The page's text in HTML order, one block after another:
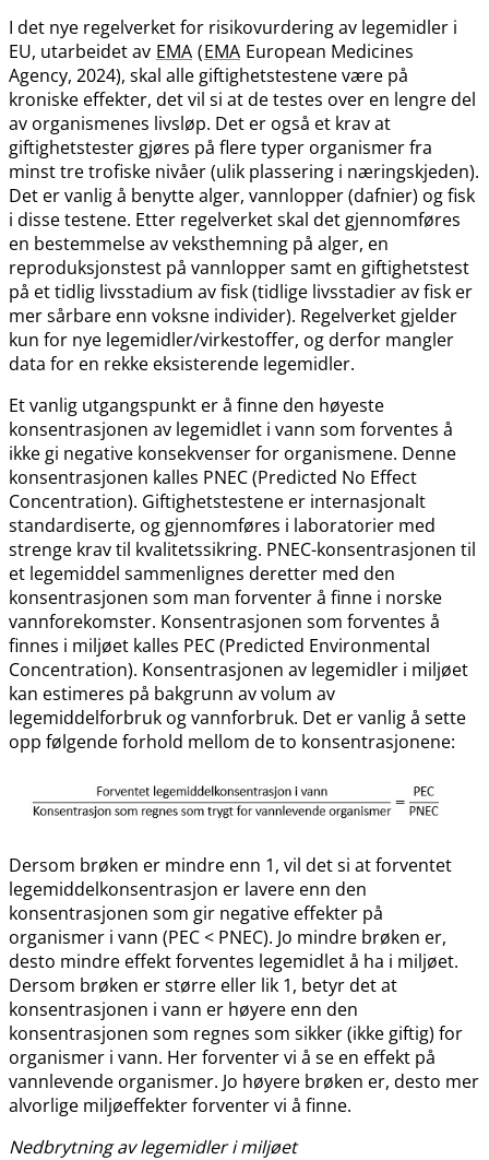
I det nye regelverket for risikovurdering av legemidler i
EU, utarbeidet av EMA (EMA European Medicines
Agency, 2024), skal alle giftighetstestene være på
kroniske effekter, det vil si at de testes over en lengre del
av organismenes livsløp. Det er også et krav at
giftighetstester gjøres på flere typer organismer fra
minst tre trofiske nivåer (ulik plassering i næringskjeden).
Det er vanlig å benytte alger, vannlopper (dafnier) og fisk
i disse testene. Etter regelverket skal det gjennomføres
en bestemmelse av veksthemning på alger, en
reproduksjonstest på vannlopper samt en giftighetstest
på et tidlig livsstadium av fisk (tidlige livsstadier av fisk er
mer sårbare enn voksne individer). Regelverket gjelder
kun for nye legemidler​/​virkestoffer, og derfor mangler
data for en rekke eksisterende legemidler.
Et vanlig utgangspunkt er å finne den høyeste
konsentrasjonen av legemidlet i vann som forventes å
ikke gi negative konsekvenser for organismene. Denne
konsentrasjonen kalles PNEC (Predicted No Effect
Concentration). Giftighetstestene er internasjonalt
standardiserte, og gjennomføres i laboratorier med
strenge krav til kvalitetssikring. PNEC-konsentrasjonen til
et legemiddel sammenlignes deretter med den
konsentrasjonen som man forventer å finne i norske
vannforekomster. Konsentrasjonen som forventes å
finnes i miljøet kalles PEC (Predicted Environmental
Concentration). Konsentrasjonen av legemidler i miljøet
kan estimeres på bakgrunn av volum av
legemiddelforbruk og vannforbruk. Det er vanlig å sette
opp følgende forhold mellom de to konsentrasjonene:
Dersom brøken er mindre enn 1, vil det si at forventet
legemiddelkonsentrasjon er lavere enn den
konsentrasjonen som gir negative effekter på
organismer i vann (PEC < PNEC). Jo mindre brøken er,
desto mindre effekt forventes legemidlet å ha i miljøet.
Dersom brøken er større eller lik 1, betyr det at
konsentrasjonen i vann er høyere enn den
konsentrasjonen som regnes som sikker (ikke giftig) for
organismer i vann. Her forventer vi å se en effekt på
vannlevende organismer. Jo høyere brøken er, desto mer
alvorlige miljøeffekter forventer vi å finne.
Nedbrytning av legemidler i miljøet